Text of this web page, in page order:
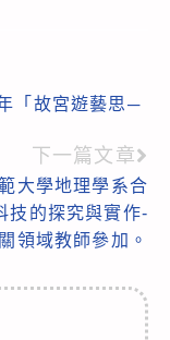
「故宮遊藝思─
下一篇文章
大學地理學系合
技的探究與實作-
領域教師參加。